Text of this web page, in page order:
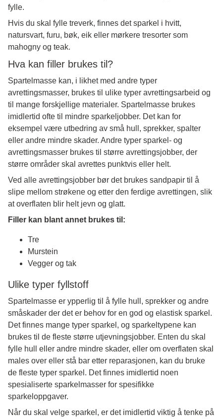
fylle.
Hvis du skal fylle treverk, finnes det sparkel i hvitt,
natursvart, furu, bøk, eik eller mørkere tresorter som
mahogny og teak.
Hva kan filler brukes til?
Spartelmasse kan, i likhet med andre typer
avrettingsmasser, brukes til ulike typer avrettingsarbeid og
til mange forskjellige materialer. Spartelmasse brukes
imidlertid ofte til mindre sparkeljobber. Det kan for
eksempel være utbedring av små hull, sprekker, spalter
eller andre mindre skader. Andre typer sparkel- og
avrettingsmasser brukes til større avrettingsjobber, der
større områder skal avrettes punktvis eller helt.
Ved alle avrettingsjobber bør det brukes sandpapir til å
slipe mellom strøkene og etter den ferdige avrettingen, slik
at overflaten blir helt jevn og glatt.
Filler kan blant annet brukes til:
Tre
Murstein
Vegger og tak
Ulike typer fyllstoff
Spartelmasse er ypperlig til å fylle hull, sprekker og andre
småskader der det er behov for en god og elastisk sparkel.
Det finnes mange typer sparkel, og sparkeltypene kan
brukes til de fleste større utjevningsjobber. Enten du skal
fylle hull eller andre mindre skader, eller om overflaten skal
males over eller stå bar etter reparasjonen, kan du bruke
de fleste typer sparkel. Det finnes imidlertid noen
spesialiserte sparkelmasser for spesifikke
sparkeloppgaver.
Når du skal velge sparkel, er det imidlertid viktig å tenke på